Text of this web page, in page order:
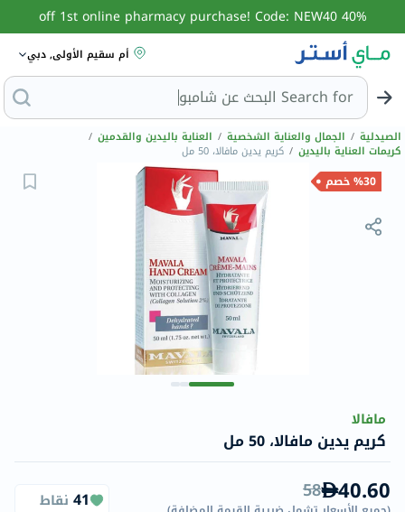
40% off 1st online pharmacy purchase! Code: NEW40
أم سقيم الأولى, دبي
Search for البحث عن شام
الصيدلية / الجمال والعناية الشخصية / العناية باليدين والقدمين /
كريمات العناية باليدين / كريم يدين مافالا، 50 مل
%30 خصم
مافالا
كريم يدين مافالا، 50 مل
40.60
58
41 نقاط